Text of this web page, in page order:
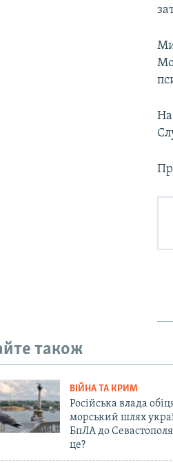
також
ВІЙНА ТА КРИМ
Російська влада
морський шлях
БпЛА до
це?